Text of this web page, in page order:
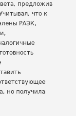
предложив
что к
РАЭК,
но получила